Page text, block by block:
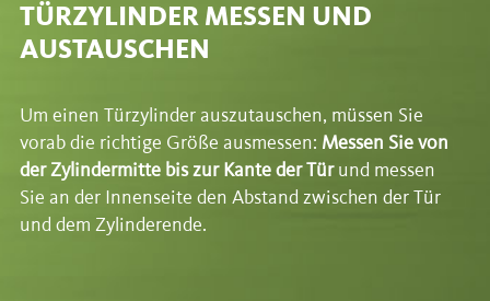
TÜRZYLINDER MESSEN UND
AUSTAUSCHEN
Um einen Türzylinder auszutauschen, müssen Sie
vorab die richtige Größe ausmessen: Messen Sie von
der Zylindermitte bis zur Kante der Tür und messen
Sie an der Innenseite den Abstand zwischen der Tür
und dem Zylinderende.